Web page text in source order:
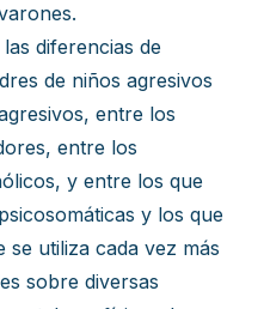
diferencias de
de niños agresivos
entre los
entre los
y entre los que
y los que
se utiliza cada vez más
sobre diversas